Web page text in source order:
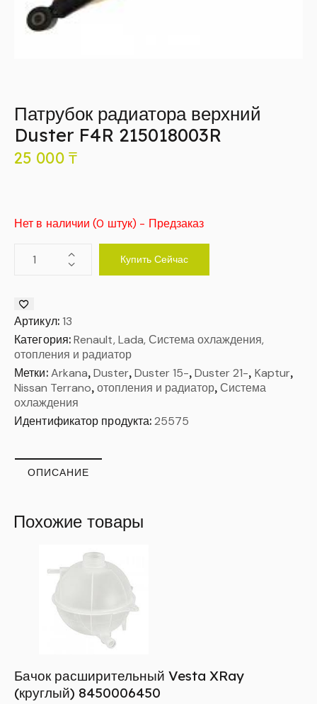
Патрубок радиатора верхний
Duster F4R 215018003R
25 000 ₸
Нет в наличии (0 штук) - Предзаказ
Купить Сейчас
Артикул: 13
Категория:Renault, Lada, Система охлаждения,
отопления и радиатор
Метки: Arkana, Duster,Duster 15-,Duster 21-, Kaptur,
Nissan Terrano,отопления и радиатор,Система
охлаждения
Идентификатор продукта:25575
ОПИСАНИЕ
Похожие товары
Бачок расширительный Vesta XRay
(круглый) 8450006450